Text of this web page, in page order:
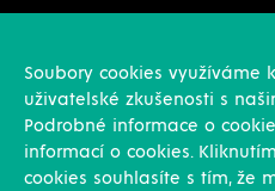
Soubory cookies využíváme
uživatelské zkušenosti s
Podrobné informace o
informací o cookies.
cookies souhlasíte s tím, že